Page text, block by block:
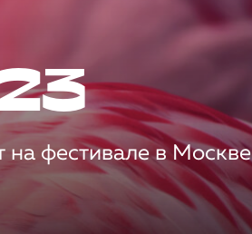
на фестивале в Москве